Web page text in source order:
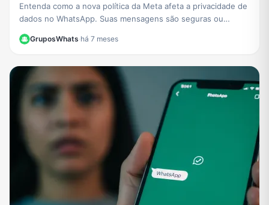
Entenda como a nova política da Meta afeta a privacidade de
dados no WhatsApp. Suas mensagens são seguras ou
GruposWhats·há 7 meses